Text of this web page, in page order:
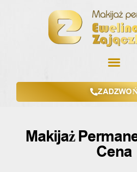
Makijaż
Cena